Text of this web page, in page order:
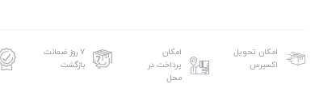
امکان تحویل
اکسپرس
امکان
پرداخت در
محل
۷ روز ضمانت
بازگشت